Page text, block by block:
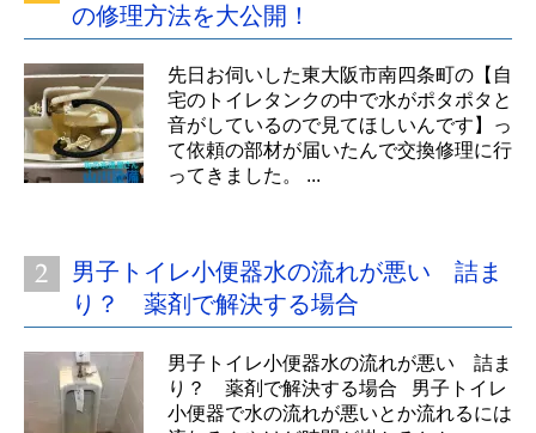
の修理方法を大公開！
先日お伺いした東大阪市南四条町の【自
宅のトイレタンクの中で水がポタポタと
音がしているので見てほしいんです】っ
て依頼の部材が届いたんで交換修理に行
ってきました。 ...
男子トイレ小便器水の流れが悪い 詰ま
り？ 薬剤で解決する場合
男子トイレ小便器水の流れが悪い 詰ま
り？ 薬剤で解決する場合 男子トイレ
小便器で水の流れが悪いとか流れるには